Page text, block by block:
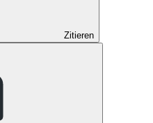
Zitieren